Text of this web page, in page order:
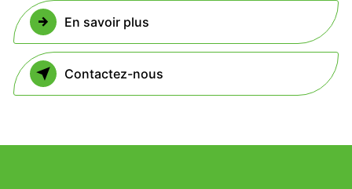
En savoir plus
Contactez-nous